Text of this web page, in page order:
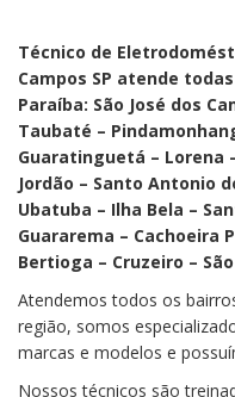
Técnico de
Campos SP atende
Paraíba: São José dos
Taubaté –
Guaratinguetá – Lorena
Jordão – Santo Antonio
Ubatuba – Ilha Bela –
Guararema – Cachoeira
Bertioga – Cruzeiro –
Atendemos todos os
região, somos
marcas e modelos e
Nossos técnicos são